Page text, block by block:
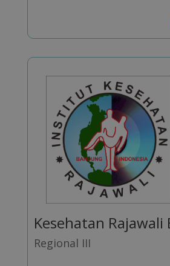
Kesehatan Rajawali
Regional III